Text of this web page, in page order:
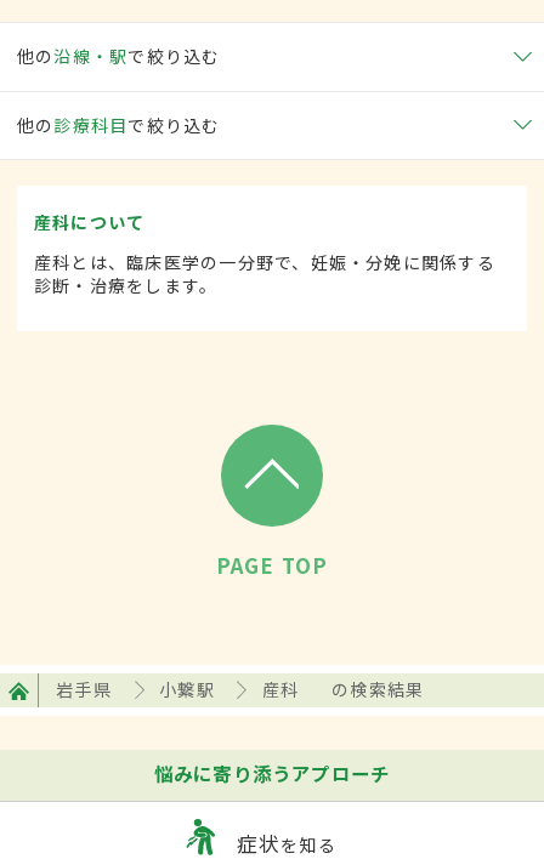
他の沿線・駅で絞り込む
他の 診療科目で絞り込む
産科について
産科とは、臨床医学の一分野で、妊娠・分娩に関係する
診断・治療をします。
PAGE TOP
岩手県 小繋駅 産科 の検索結果
悩みに寄り添うアプローチ
症状を知る